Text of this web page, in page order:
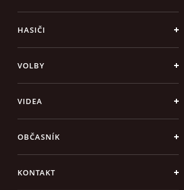
HASIČI
VOLBY
VIDEA
OBČASNÍK
KONTAKT